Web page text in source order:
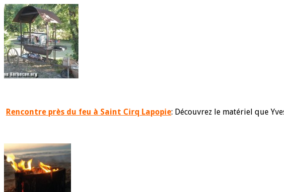
Rencontre près du feu à Saint Cirq Lapopie: Découvrez le matériel que